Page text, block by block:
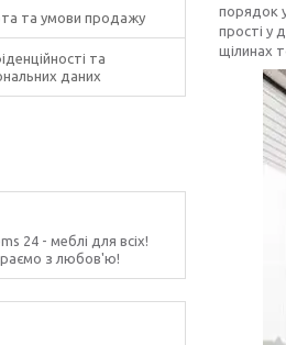
порядок
прості у
щілинах
та умови продажу
та
даних
24 - меблі для всіх!
з любов'ю!